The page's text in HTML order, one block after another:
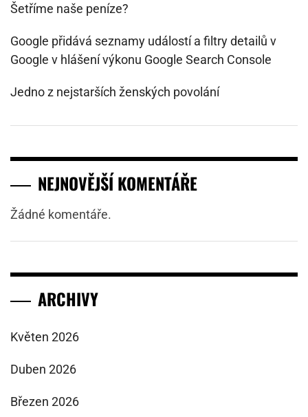
Šetříme naše peníze?
Google přidává seznamy událostí a filtry detailů v
Google v hlášení výkonu Google Search Console
Jedno z nejstarších ženských povolání
NEJNOVĚJŠÍ KOMENTÁŘE
Žádné komentáře.
ARCHIVY
Květen 2026
Duben 2026
Březen 2026